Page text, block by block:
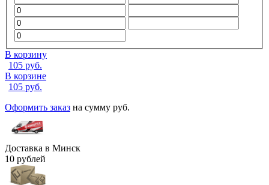
В корзину
105 руб.
В корзине
105 руб.
Оформить заказ на сумму руб.
Доставка в Минск
10 рублей